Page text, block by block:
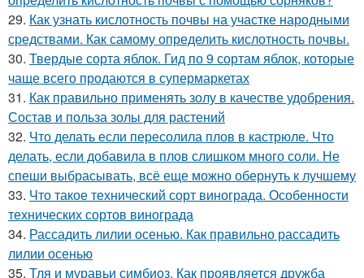
29. Как узнать кислотность почвы на участке народными
средствами. Как самому определить кислотность почвы.
30. Твердые сорта яблок. Гид по 9 сортам яблок, которые
чаще всего продаются в супермаркетах
31. Как правильно применять золу в качестве удобрения.
Состав и польза золы для растений
32. Что делать если пересолила плов в кастрюле. Что
делать, если добавила в плов слишком много соли. Не
спеши выбрасывать, всё еще можно обернуть к лучшему
33. Что такое технический сорт винограда. Особенности
технических сортов винограда
34. Рассадить лилии осенью. Как правильно рассадить
лилии осенью
35. Тля и муравьи симбиоз. Как проявляется дружба